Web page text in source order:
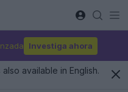
Investiga ahora
available in English.